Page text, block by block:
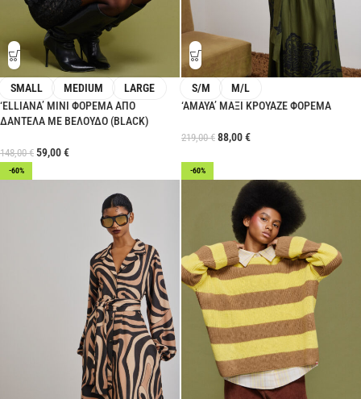
SMALL MEDIUM
LARGE
‘ELLIANA’ ΜΙΝΙ ΦΟΡΕΜΑ ΑΠΟ
ΔΑΝΤΕΛΑ ΜΕ ΒΕΛΟΥΔΟ (BLACK)
148,00€ 59,00€
S/M
M/L
‘AMAYA’ ΜΑΞΙ ΚΡΟΥΑΖΕ ΦΟΡΕΜΑ
219,00€ 88,00€
-60% -60%